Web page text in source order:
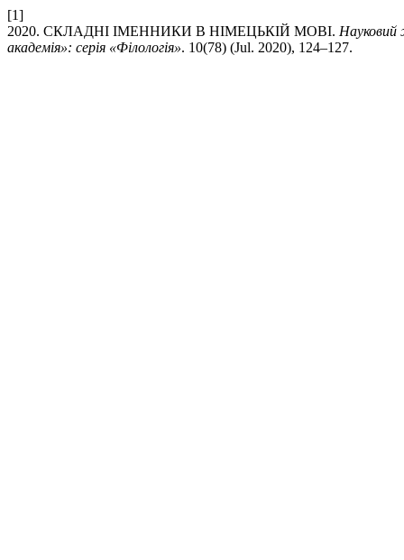
[1]
2020. СКЛАДНІ ІМЕННИКИ В НІМЕЦЬКІЙ МОВІ. Науковий
академія»: серія «Філологія». 10(78) (Jul. 2020), 124–127.